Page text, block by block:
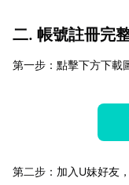
二. 帳號註冊完
第一步：點擊下方下載
第二步：加入U妹好友